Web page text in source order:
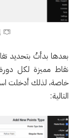
بعدها بدأتُ بتحديد
نقاط مميزة لكل
خاصة، لذلك أدخلت
التالية: